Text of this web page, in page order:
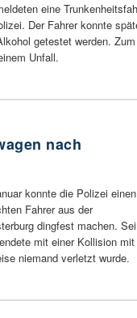
eine
Der Fahrer konnte
getestet werden. Zum
Unfall.
nach
konnte die Polizei einen
Fahrer aus der
dingfest machen.
mit einer Kollision mit
niemand verletzt wurde.